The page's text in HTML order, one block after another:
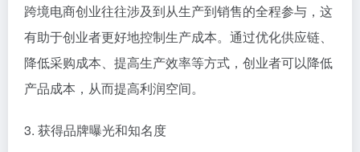
跨境电商创业往往涉及到从生产到销售的全程参与，这
有助于创业者更好地控制生产成本。通过优化供应链、
降低采购成本、提高生产效率等方式，创业者可以降低
产品成本，从而提高利润空间。
3. 获得品牌曝光和知名度